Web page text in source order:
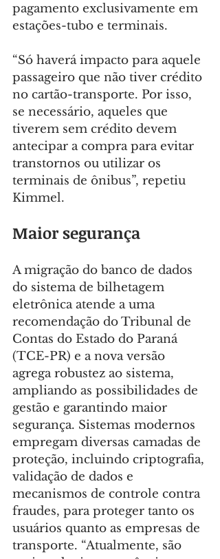
pagamento exclusivamente em
estações-tubo e terminais.
“Só haverá impacto para aquele
passageiro que não tiver crédito
no cartão-transporte. Por isso,
se necessário, aqueles que
tiverem sem crédito devem
antecipar a compra para evitar
transtornos ou utilizar os
terminais de ônibus”, repetiu
Kimmel.
Maior segurança
A migração do banco de dados
do sistema de bilhetagem
eletrônica atende a uma
recomendação do Tribunal de
Contas do Estado do Paraná
(TCE-PR) e a nova versão
agrega robustez ao sistema,
ampliando as possibilidades de
gestão e garantindo maior
segurança. Sistemas modernos
empregam diversas camadas de
proteção, incluindo criptografia,
validação de dados e
mecanismos de controle contra
fraudes, para proteger tanto os
usuários quanto as empresas de
transporte. “Atualmente, são